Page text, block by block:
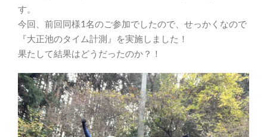
す。
今回、前回同様1名のご参加でしたので、せっかくなので
『大正池のタイム計測』を実施しました！
果たして結果はどうだったのか？！